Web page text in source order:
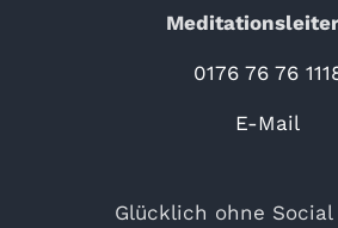
0176 76 76
E-Mail
Glücklich ohne Social